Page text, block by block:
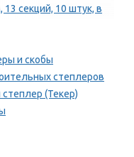
13 секций, 10 штук, в
и скобы
степлеров
(Текер)